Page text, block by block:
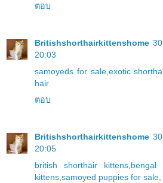
ตอบ
Britishshorthairkittenshome
20:03
samoyeds for sale, exotic
hair
ตอบ
Britishshorthairkittenshome
20:05
british shorthair kittens bengal
kittens samoyed puppies for sale